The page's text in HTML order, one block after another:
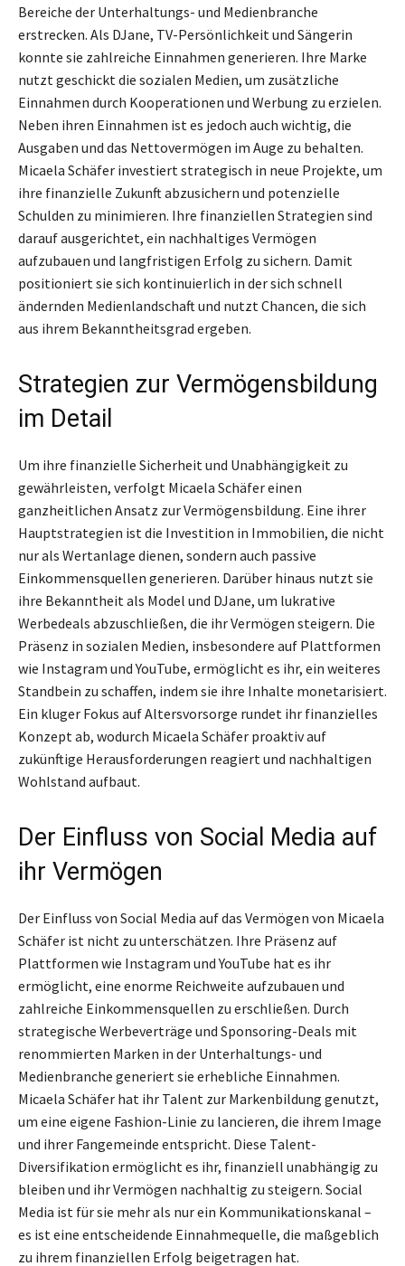
Bereiche der Unterhaltungs- und Medienbranche
erstrecken. Als DJane, TV-Persönlichkeit und Sängerin
konnte sie zahlreiche Einnahmen generieren. Ihre Marke
nutzt geschickt die sozialen Medien, um zusätzliche
Einnahmen durch Kooperationen und Werbung zu erzielen.
Neben ihren Einnahmen ist es jedoch auch wichtig, die
Ausgaben und das Nettovermögen im Auge zu behalten.
Micaela Schäfer investiert strategisch in neue Projekte, um
ihre finanzielle Zukunft abzusichern und potenzielle
Schulden zu minimieren. Ihre finanziellen Strategien sind
darauf ausgerichtet, ein nachhaltiges Vermögen
aufzubauen und langfristigen Erfolg zu sichern. Damit
positioniert sie sich kontinuierlich in der sich schnell
ändernden Medienlandschaft und nutzt Chancen, die sich
aus ihrem Bekanntheitsgrad ergeben.
Strategien zur Vermögensbildung
im Detail
Um ihre finanzielle Sicherheit und Unabhängigkeit zu
gewährleisten, verfolgt Micaela Schäfer einen
ganzheitlichen Ansatz zur Vermögensbildung. Eine ihrer
Hauptstrategien ist die Investition in Immobilien, die nicht
nur als Wertanlage dienen, sondern auch passive
Einkommensquellen generieren. Darüber hinaus nutzt sie
ihre Bekanntheit als Model und DJane, um lukrative
Werbedeals abzuschließen, die ihr Vermögen steigern. Die
Präsenz in sozialen Medien, insbesondere auf Plattformen
wie Instagram und YouTube, ermöglicht es ihr, ein weiteres
Standbein zu schaffen, indem sie ihre Inhalte monetarisiert.
Ein kluger Fokus auf Altersvorsorge rundet ihr finanzielles
Konzept ab, wodurch Micaela Schäfer proaktiv auf
zukünftige Herausforderungen reagiert und nachhaltigen
Wohlstand aufbaut.
Der Einfluss von Social Media auf
ihr Vermögen
Der Einfluss von Social Media auf das Vermögen von Micaela
Schäfer ist nicht zu unterschätzen. Ihre Präsenz auf
Plattformen wie Instagram und YouTube hat es ihr
ermöglicht, eine enorme Reichweite aufzubauen und
zahlreiche Einkommensquellen zu erschließen. Durch
strategische Werbeverträge und Sponsoring-Deals mit
renommierten Marken in der Unterhaltungs- und
Medienbranche generiert sie erhebliche Einnahmen.
Micaela Schäfer hat ihr Talent zur Markenbildung genutzt,
um eine eigene Fashion-Linie zu lancieren, die ihrem Image
und ihrer Fangemeinde entspricht. Diese Talent-
Diversifikation ermöglicht es ihr, finanziell unabhängig zu
bleiben und ihr Vermögen nachhaltig zu steigern. Social
Media ist für sie mehr als nur ein Kommunikationskanal –
es ist eine entscheidende Einnahmequelle, die maßgeblich
zu ihrem finanziellen Erfolg beigetragen hat.